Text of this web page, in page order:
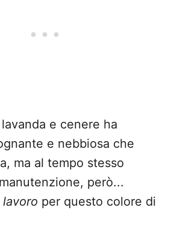
e cenere ha
e nebbiosa che
ma al tempo stesso
però...
lavoro per questo colore di